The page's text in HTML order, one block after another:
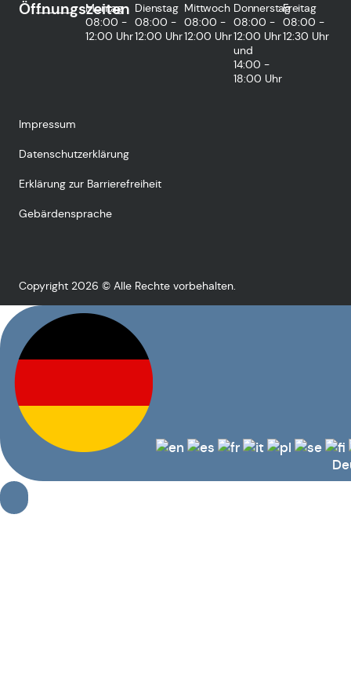
Öffnungszeiten
Montag
08:00 -
12:00 Uhr
Dienstag
08:00 -
12:00 Uhr
Mittwoch
08:00 -
12:00 Uhr
Donnerstag
08:00 -
12:00 Uhr
und
14:00 -
18:00 Uhr
Freitag
08:00 -
12:30 Uhr
Impressum
Datenschutzerklärung
Erklärung zur Barrierefreiheit
Gebärdensprache
Copyright 2026 © Alle Rechte vorbehalten.